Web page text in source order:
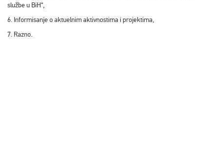
službe u BiH“,
6. Informisanje o aktuelnim aktivnostima i projektima,
7. Razno.